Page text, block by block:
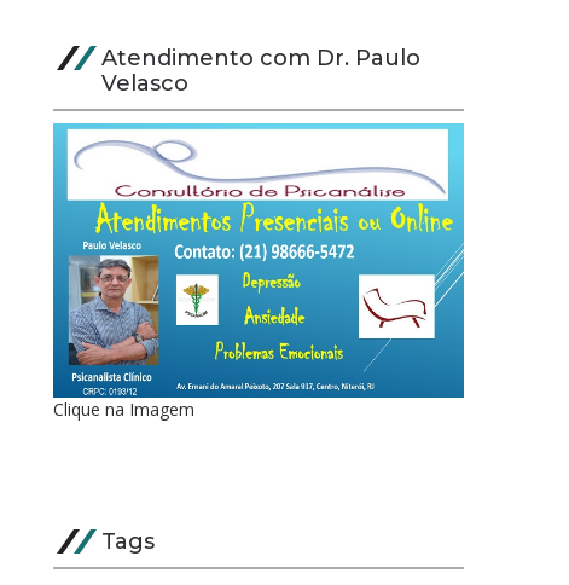
Atendimento com Dr. Paulo
Velasco
Clique na Imagem
Tags